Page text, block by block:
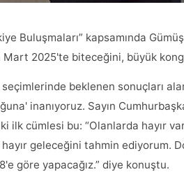
Buluşmaları” kapsamında
2025'te biteceğini, büyük
beklenen sonuçları
inanıyoruz. Sayın
ilk cümlesi bu: “Olanlarda hayır
geleceğini tahmin ediyorum.
göre yapacağız.” diye konuştu.